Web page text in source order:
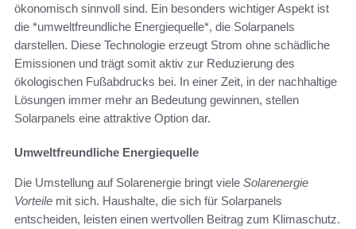
ökonomisch sinnvoll sind. Ein besonders wichtiger Aspekt ist
die *umweltfreundliche Energiequelle*, die Solarpanels
darstellen. Diese Technologie erzeugt Strom ohne schädliche
Emissionen und trägt somit aktiv zur Reduzierung des
ökologischen Fußabdrucks bei. In einer Zeit, in der nachhaltige
Lösungen immer mehr an Bedeutung gewinnen, stellen
Solarpanels eine attraktive Option dar.
Umweltfreundliche Energiequelle
Die Umstellung auf Solarenergie bringt viele Solarenergie
Vorteile mit sich. Haushalte, die sich für Solarpanels
entscheiden, leisten einen wertvollen Beitrag zum Klimaschutz.